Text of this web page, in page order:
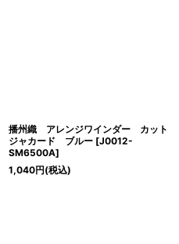
播州織 アレンジワインダー カット
ジャカード ブルー [J0012-
SM6500A]
1,040円(税込)